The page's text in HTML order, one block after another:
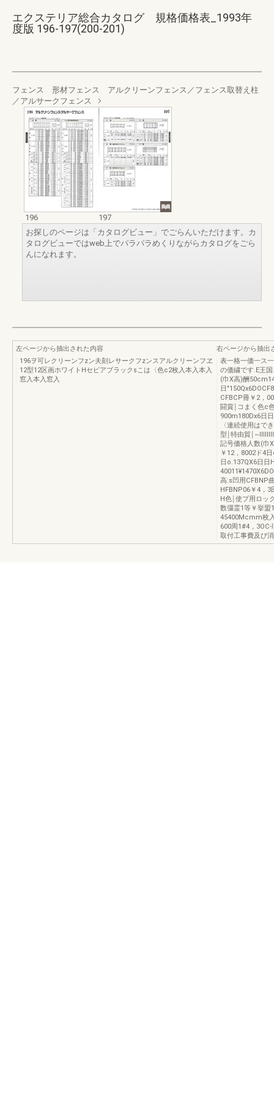
エクステリア総合カタログ 規格価格表_1993年
度版 196-197(200-201)
フェンス 形材フェンス アルクリーンフェンス／フェンス取替え柱
／アルサークフェンス
196
197
お探しのページは「カタログビュー」でごらんいただけます。カ
タログビューではweb上でパラパラめくりながらカタログをごら
んになれます。
左ページから抽出された内容
196ヲ可レクリーンフzン夫刻レサークフzンスアルクリーンフヱ
12型12区画ホワイトHセピアブラックsこは〈色c2枚入本入本入
窓入本入窓入
右ページから抽出
表一格一価一ス
の価繍です.E王
(巾X高)酬
日
CFBCP冊￥2，
闘賞￨コまく色c
900m180Dx6日
〈連続使用はで
型￨特由貿￨
記号価格人数(巾
￥12，8002ド4
日o.137QX6日日
高:s凹用CFBNP
HFBNP06￥4，
H色￨使プ用ロッ
数彊霊1等￥挙盟
45400Mcmm枚
600周1#4，
取付工事費及び